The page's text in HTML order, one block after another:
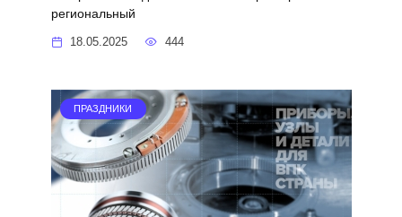
региональный
18.05.2025 444
ПРАЗДНИКИ